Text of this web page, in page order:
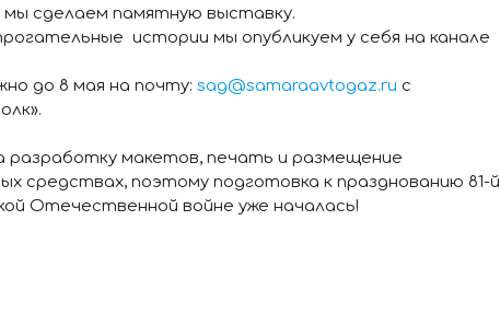
сделаем памятную выставку.
истории мы опубликуем у себя на канале
до 8 мая на почту: sag@samaraavtogaz.ru с
разработку макетов, печать и размещение
средствах, поэтому подготовка к празднованию 81-й
Отечественной войне уже началась!